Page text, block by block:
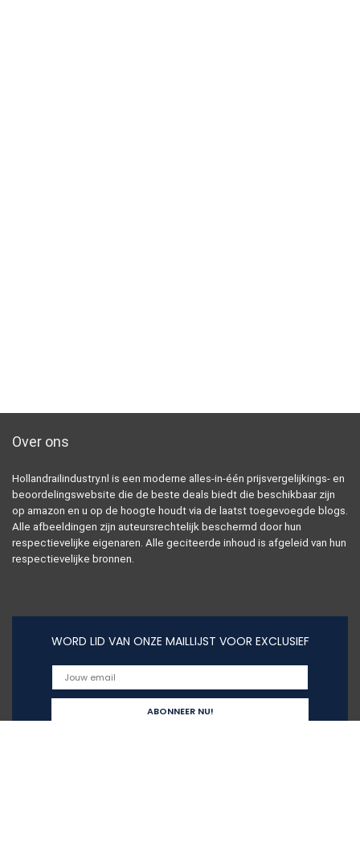
Over ons
Hollandrailindustry.nl is een moderne alles-in-één prijsvergelijkings- en
beoordelingswebsite die de beste deals biedt die beschikbaar zijn
op amazon en u op de hoogte houdt via de laatst toegevoegde blogs.
Alle afbeeldingen zijn auteursrechtelijk beschermd door hun
respectievelijke eigenaren. Alle geciteerde inhoud is afgeleid van hun
respectievelijke bronnen.
WORD LID VAN ONZE MAILLIJST VOOR EXCLUSIEF